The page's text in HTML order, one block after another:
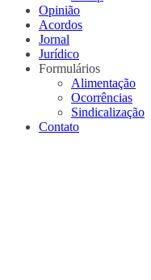
Opinião
Acordos
Jornal
Jurídico
Formulários
Alimentação
Ocorrências
Sindicalização
Contato